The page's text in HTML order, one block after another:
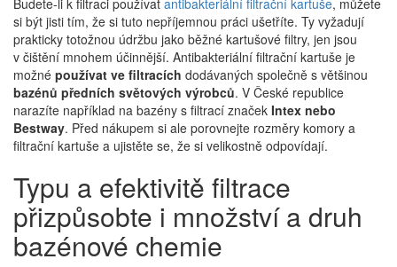
Budete-li k filtraci používat antibakteriální filtrační kartuše, můžete
si být jisti tím, že si tuto nepříjemnou práci ušetříte. Ty vyžadují
prakticky totožnou údržbu jako běžné kartušové filtry, jen jsou
v čištění mnohem účinnější. Antibakteriální filtrační kartuše je
možné používat ve filtracích dodávaných společně s většinou
bazénů předních světových výrobců. V České republice
narazíte například na bazény s filtrací značek Intex nebo
Bestway. Před nákupem si ale porovnejte rozměry komory a
filtrační kartuše a ujistěte se, že si velikostně odpovídají.
Typu a efektivitě filtrace
přizpůsobte i množství a druh
bazénové chemie